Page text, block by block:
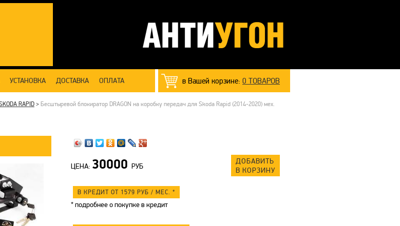
в Вашей корзине: 0 ТОВАРОВ
УСТАНОВКА ДОСТАВКА ОПЛАТА
RAPID > Бесштыревой блокиратор DRAGON на коробку передач для Skoda Rapid (2014-2020) мех.
ЦЕНА: 30000 РУБ
ДОБАВИТЬ
В КОРЗИНУ
В КРЕДИТ ОТ 1579 РУБ / МЕС. *
*подробнее о покупке в кредит